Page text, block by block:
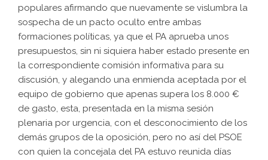
populares afirmando que nuevamente se vislumbra la
sospecha de un pacto oculto entre ambas
formaciones políticas, ya que el PA aprueba unos
presupuestos, sin ni siquiera haber estado presente en
la correspondiente comisión informativa para su
discusión, y alegando una enmienda aceptada por el
equipo de gobierno que apenas supera los 8.000 €
de gasto, esta, presentada en la misma sesión
plenaria por urgencia, con el desconocimiento de los
demás grupos de la oposición, pero no así del PSOE
con quien la concejala del PA estuvo reunida días